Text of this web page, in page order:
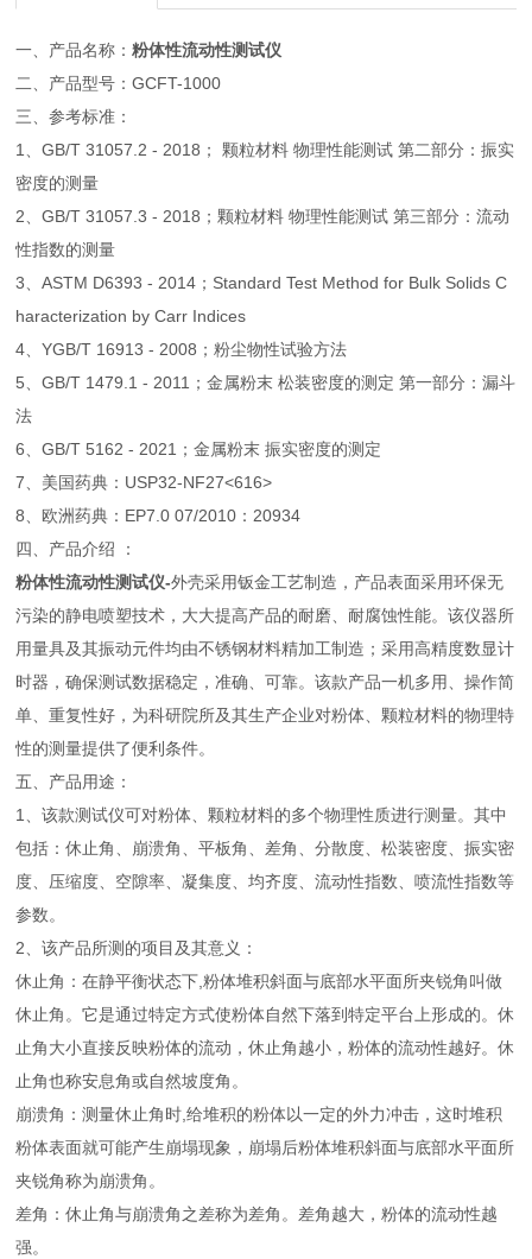
一、产品名称：粉体性流动性测试仪
二、产品型号：GCFT-1000
三、参考标准：
1、GB/T 31057.2 - 2018； 颗粒材料 物理性能测试 第二部分：振实
密度的测量
2、GB/T 31057.3 - 2018；颗粒材料 物理性能测试 第三部分：流动
性指数的测量
3、ASTM D6393 - 2014；Standard Test Method for Bulk Solids C
haracterization by Carr Indices
4、YGB/T 16913 - 2008；粉尘物性试验方法
5、GB/T 1479.1 - 2011；金属粉末 松装密度的测定 第一部分：漏斗
法
6、GB/T 5162 - 2021；金属粉末 振实密度的测定
7、美国药典：USP32-NF27<616>
8、欧洲药典：EP7.0 07/2010：20934
四、产品介绍 ：
粉体性流动性测试仪-外壳采用钣金工艺制造，产品表面采用环保无
污染的静电喷塑技术，大大提高产品的耐磨、耐腐蚀性能。该仪器所
用量具及其振动元件均由不锈钢材料精加工制造；采用高精度数显计
时器，确保测试数据稳定，准确、可靠。该款产品一机多用、操作简
单、重复性好，为科研院所及其生产企业对粉体、颗粒材料的物理特
性的测量提供了便利条件。
五、产品用途：
1、该款测试仪可对粉体、颗粒材料的多个物理性质进行测量。其中
包括：休止角、崩溃角、平板角、差角、分散度、松装密度、振实密
度、压缩度、空隙率、凝集度、均齐度、流动性指数、喷流性指数等
参数。
2、该产品所测的项目及其意义：
休止角：在静平衡状态下,粉体堆积斜面与底部水平面所夹锐角叫做
休止角。它是通过特定方式使粉体自然下落到特定平台上形成的。休
止角大小直接反映粉体的流动，休止角越小，粉体的流动性越好。休
止角也称安息角或自然坡度角。
崩溃角：测量休止角时,给堆积的粉体以一定的外力冲击，这时堆积
粉体表面就可能产生崩塌现象，崩塌后粉体堆积斜面与底部水平面所
夹锐角称为崩溃角。
差角：休止角与崩溃角之差称为差角。差角越大，粉体的流动性越
强。